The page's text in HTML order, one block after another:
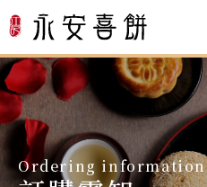
Ordering information